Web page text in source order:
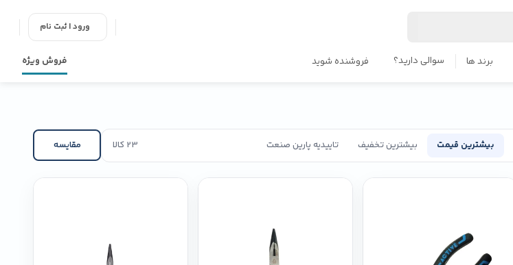
ورود | ثبت نام
برند ها سوالی دارید؟ فروشنده شوید فروش ویژه
بیشترین قیمت بیشترین تخفیف تاییدیه پارین صنعت 23 کالا مقایسه